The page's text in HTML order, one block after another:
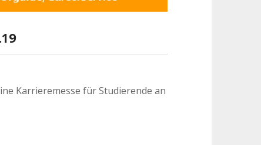
Karrieremesse für Studierende an